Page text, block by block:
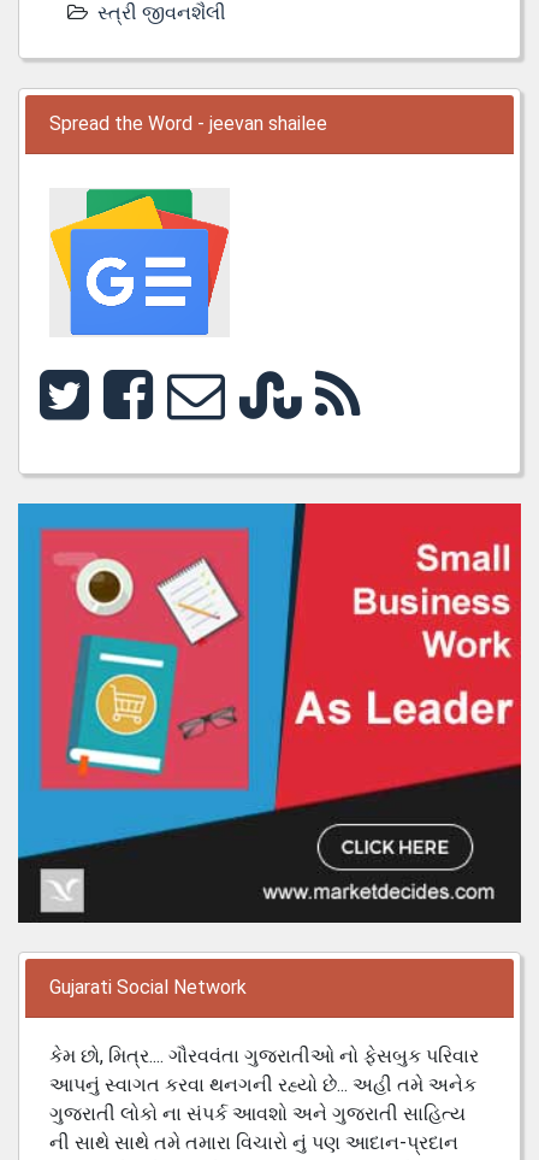
સ્ત્રી જીવનશૈલી
Spread the Word - jeevan shailee
Gujarati Social Network
કેમ છો, મિત્ર.... ગૌરવવંતા ગુજરાતીઓ નો ફેસબુક પરિવાર
આપનું સ્વાગત કરવા થનગની રહ્યો છે... અહી તમે અનેક
ગુજરાતી લોકો ના સંપર્ક આવશો અને ગુજરાતી સાહિત્ય
ની સાથે સાથે તમે તમારા વિચારો નું પણ આદાન-પ્રદાન